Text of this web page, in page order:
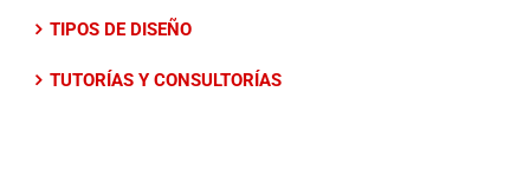
TIPOS DE DISEÑO
TUTORÍAS Y CONSULTORÍAS